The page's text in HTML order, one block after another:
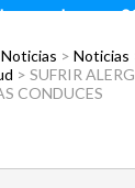
pulsar:
Noticias > Noticias
> SUFRIR
CONDUCES